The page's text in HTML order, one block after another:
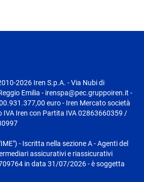
2026 Iren S.p.A. - Via Nubi di
Emilia - irenspa@pec.gruppoiren.it -
euro - Iren Mercato società
IVA Iren con Partita IVA 02863660359 /
- Iscritta nella sezione A - Agenti del
assicurativi e riassicurativi
in data 31/07/2026 - è soggetta